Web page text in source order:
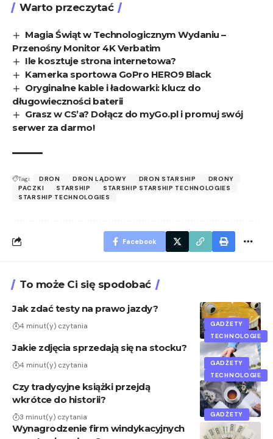
Warto przeczytać
Magia Świąt w Technologicznym Wydaniu –
Przenośny Monitor 4K Verbatim
Ile kosztuje strona internetowa?
Kamerka sportowa GoPro HERO9 Black
Oryginalne kable i ładowarki: klucz do
długowieczności baterii
Grasz w CS’a? Dołącz do myGo.pl i promuj swój
serwer za darmo!
Tagi: DRON DRON LĄDOWY DRON STARSHIP
DRONY
PACZKI
STARSHIP
STARSHIP STARSHIP TECHNOLOGIES
STARSHIP TECHNOLOGIES
Facebook
To może Ci się spodobać
GADŻETY
TECHNOLOGIE
Jak zdać testy na prawo jazdy?
4 minut(y) czytania
GADŻETY
TECHNOLOGIE
Jakie zdjęcia sprzedają się na stocku?
4 minut(y) czytania
GADŻETY
Czy tradycyjne książki przejdą
wkrótce do historii?
3 minut(y) czytania
Wynagrodzenie firm windykacyjnych